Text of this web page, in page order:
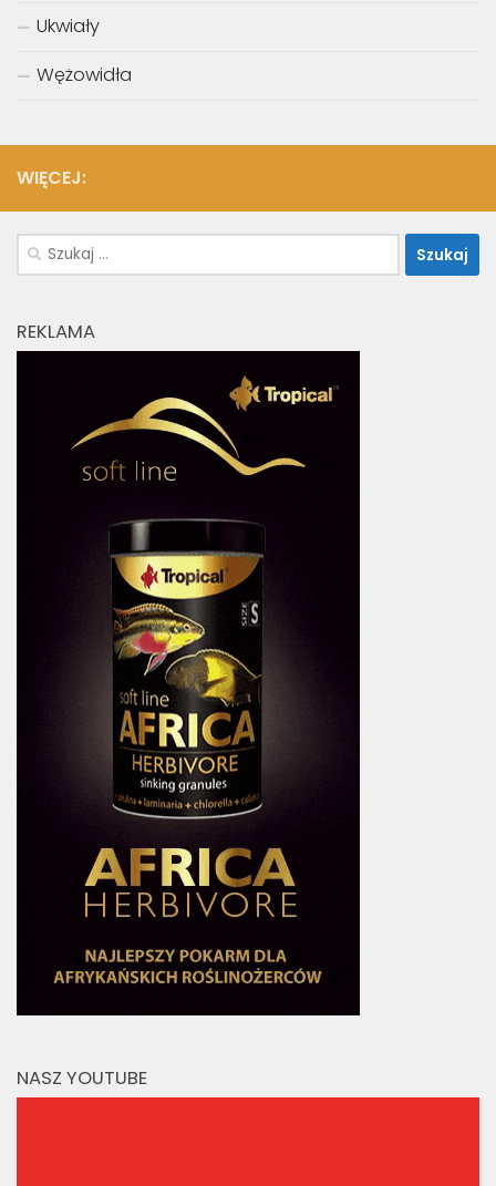
Ukwiały
Wężowidła
WIĘCEJ:
Szukaj:
REKLAMA
NASZ YOUTUBE